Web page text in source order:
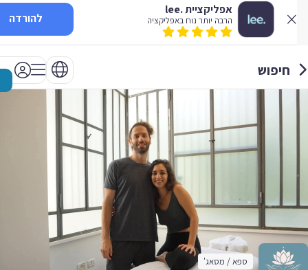
אפליקציית .lee
הרבה יותר נוח באפליקציה להורדה
חיפוש
ספא / מסאג'